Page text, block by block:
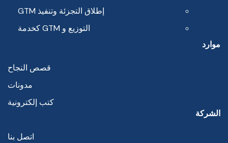
إطلاق التجزئة وتنفيذ GTM
التوزيع و GTM كخدمة
موارد
قصص النجاح
مدونات
كتب إلكترونية
الشركة
اتصل بنا